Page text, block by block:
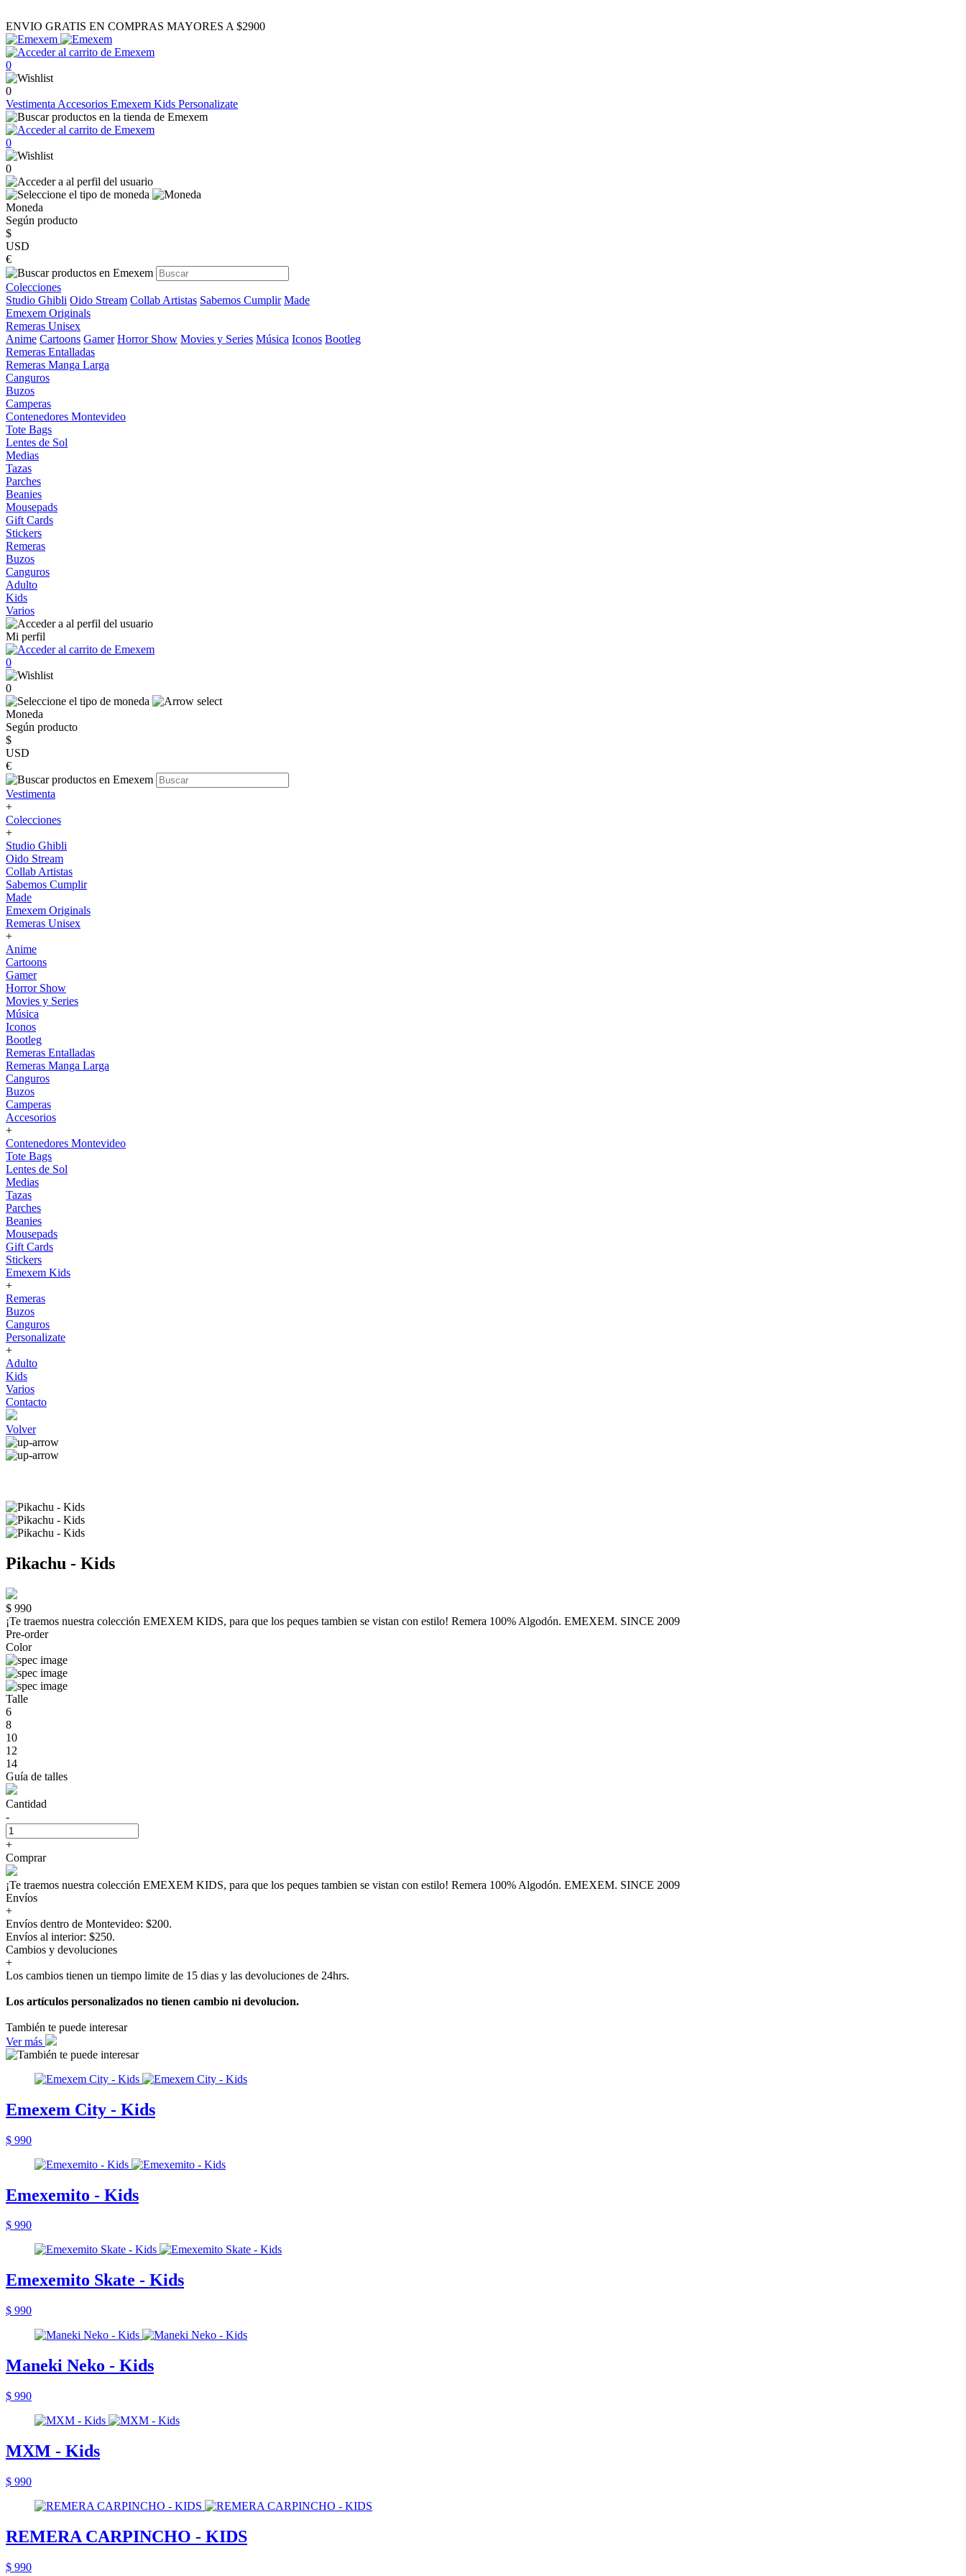
ENVIO GRATIS EN COMPRAS MAYORES A $2900
0
0
Vestimenta Accesorios Emexem Kids Personalizate
0
0
Moneda
Según producto
$
USD
€
Colecciones
Studio Ghibli Oido Stream Collab Artistas Sabemos Cumplir Made
Emexem Originals
Remeras Unisex
Anime Cartoons Gamer Horror Show Movies y Series Música Iconos Bootleg
Remeras Entalladas
Remeras Manga Larga
Canguros
Buzos
Camperas
Contenedores Montevideo
Tote Bags
Lentes de Sol
Medias
Tazas
Parches
Beanies
Mousepads
Gift Cards
Stickers
Remeras
Buzos
Canguros
Adulto
Kids
Varios
Mi perfil
0
0
Moneda
Según producto
$
USD
€
Vestimenta
+
Colecciones
+
Studio Ghibli
Oido Stream
Collab Artistas
Sabemos Cumplir
Made
Emexem Originals
Remeras Unisex
+
Anime
Cartoons
Gamer
Horror Show
Movies y Series
Música
Iconos
Bootleg
Remeras Entalladas
Remeras Manga Larga
Canguros
Buzos
Camperas
Accesorios
+
Contenedores Montevideo
Tote Bags
Lentes de Sol
Medias
Tazas
Parches
Beanies
Mousepads
Gift Cards
Stickers
Emexem Kids
+
Remeras
Buzos
Canguros
Personalizate
+
Adulto
Kids
Varios
Contacto
Volver
Pikachu - Kids
$ 990
¡Te traemos nuestra colección EMEXEM KIDS, para que los peques tambien se vistan con estilo! Remera 100% Algodón. EMEXEM. SINCE 2009
Pre-order
Color
Talle
6
8
10
12
14
Guía de talles
Cantidad
-
+
Comprar
¡Te traemos nuestra colección EMEXEM KIDS, para que los peques tambien se vistan con estilo! Remera 100% Algodón. EMEXEM. SINCE 2009
Envíos
+
Envíos dentro de Montevideo: $200.
Envíos al interior: $250.
Cambios y devoluciones
+
Los cambios tienen un tiempo limite de 15 dias y las devoluciones de 24hrs.
Los artículos personalizados no tienen cambio ni devolucion.
También te puede interesar
Ver más
Emexem City - Kids
$ 990
Emexemito - Kids
$ 990
Emexemito Skate - Kids
$ 990
Maneki Neko - Kids
$ 990
MXM - Kids
$ 990
REMERA CARPINCHO - KIDS
$ 990